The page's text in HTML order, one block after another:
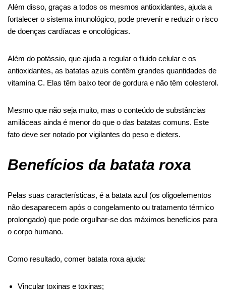
Além disso, graças a todos os mesmos antioxidantes, ajuda a
fortalecer o sistema imunológico, pode prevenir e reduzir o risco
de doenças cardíacas e oncológicas.
Além do potássio, que ajuda a regular o fluido celular e os
antioxidantes, as batatas azuis contêm grandes quantidades de
vitamina C. Elas têm baixo teor de gordura e não têm colesterol.
Mesmo que não seja muito, mas o conteúdo de substâncias
amiláceas ainda é menor do que o das batatas comuns. Este
fato deve ser notado por vigilantes do peso e dieters.
Benefícios da batata roxa
Pelas suas características, é a batata azul (os oligoelementos
não desaparecem após o congelamento ou tratamento térmico
prolongado) que pode orgulhar-se dos máximos benefícios para
o corpo humano.
Como resultado, comer batata roxa ajuda:
Vincular toxinas e toxinas;